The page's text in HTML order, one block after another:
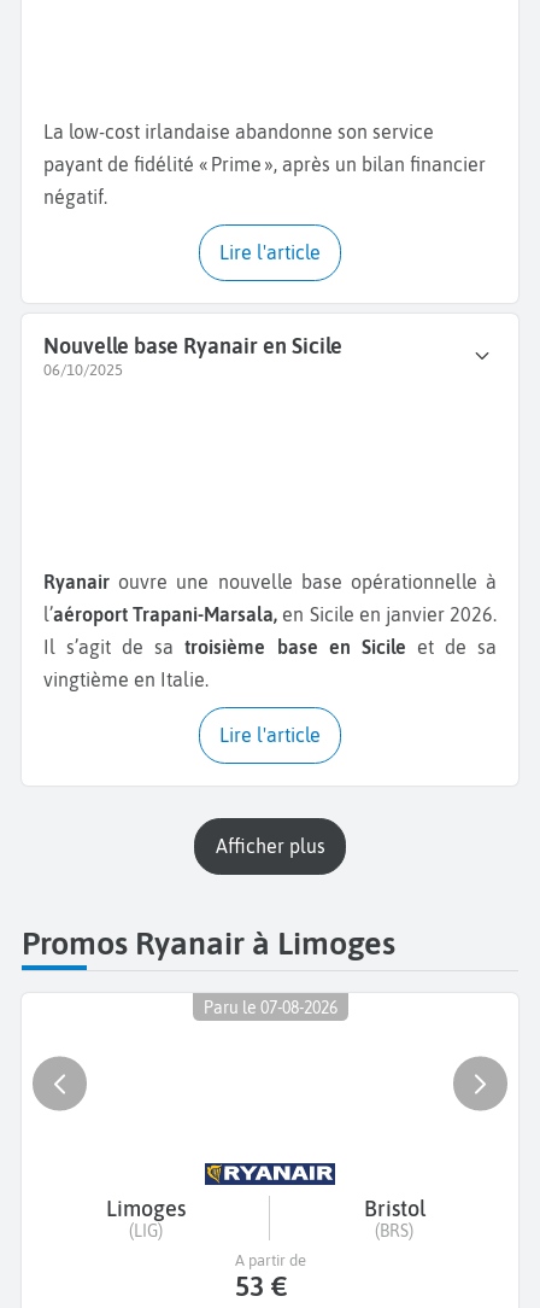
La low-cost irlandaise abandonne son service
payant de fidélité « Prime », après un bilan financier
négatif.
Lire l'article
Nouvelle base Ryanair en Sicile
06/10/2025
Ryanair ouvre une nouvelle base opérationnelle à
l’aéroport Trapani-Marsala, en Sicile en janvier 2026.
Il s’agit de satroisième base en Sicile et de sa
vingtième en Italie.
Lire l'article
Afficher plus
Promos Ryanair à Limoges
Paru le 07-08-2026
Limoges
(LIG)
Bristol
(BRS)
A partir de
53 €